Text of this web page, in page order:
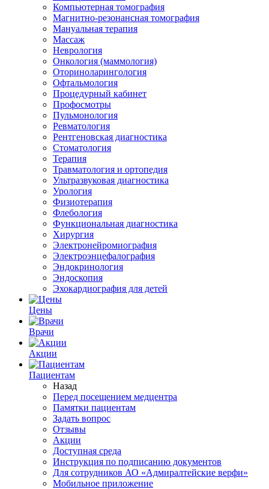
Компьютерная томография
Магнитно-резонансная томография
Мануальная терапия
Массаж
Неврология
Онкология (маммология)
Оториноларингология
Офтальмология
Процедурный кабинет
Профосмотры
Пульмонология
Ревматология
Рентгеновская диагностика
Стоматология
Терапия
Травматология и ортопедия
Ультразвуковая диагностика
Урология
Физиотерапия
Флебология
Функциональная диагностика
Хирургия
Электронейромиография
Электроэнцефалография
Эндокринология
Эндоскопия
Эхокардиография для детей
Цены
Врачи
Акции
Пациентам
Назад
Перед посещением медцентра
Памятки пациентам
Задать вопрос
Отзывы
Акции
Доступная среда
Инструкция по подписанию документов
Для сотрудников АО «Адмиралтейские верфи»
Мобильное приложение